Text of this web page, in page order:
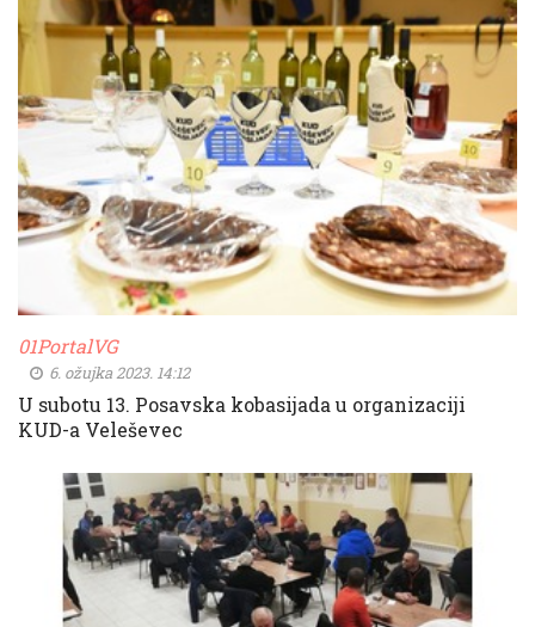
01PortalVG
6. ožujka 2023. 14:12
U subotu 13. Posavska kobasijada u organizaciji
KUD-a Veleševec